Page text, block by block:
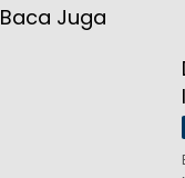
Baca Juga